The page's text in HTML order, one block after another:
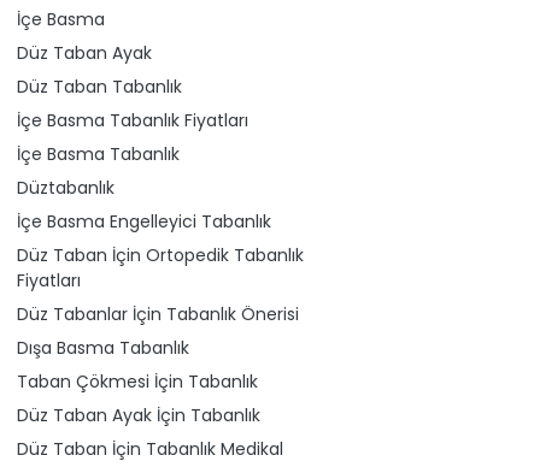
İçe Basma
Düz Taban Ayak
Düz Taban Tabanlık
İçe Basma Tabanlık Fiyatları
İçe Basma Tabanlık
Düztabanlık
İçe Basma Engelleyici Tabanlık
Düz Taban İçin Ortopedik Tabanlık
Fiyatları
Düz Tabanlar İçin Tabanlık Önerisi
Dışa Basma Tabanlık
Taban Çökmesi İçin Tabanlık
Düz Taban Ayak İçin Tabanlık
Düz Taban İçin Tabanlık Medikal